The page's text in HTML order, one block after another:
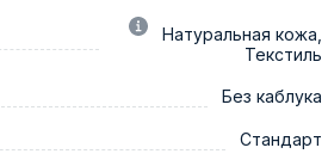
Натуральная кожа,
Текстиль
Без каблука
Стандарт